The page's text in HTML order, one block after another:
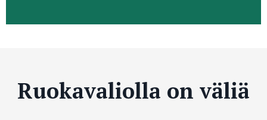
Ruokavaliolla on väliä